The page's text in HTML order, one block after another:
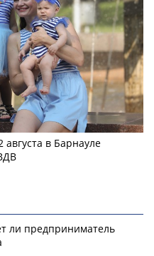
в Барнауле
ли предприниматель